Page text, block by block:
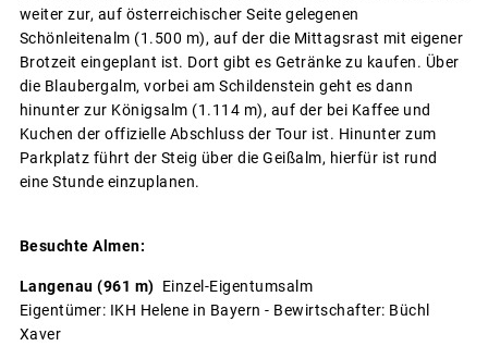
weiter zur, auf österreichischer Seite gelegenen
Schönleitenalm (1.500 m), auf der die Mittagsrast mit eigener
Brotzeit eingeplant ist. Dort gibt es Getränke zu kaufen. Über
die Blaubergalm, vorbei am Schildenstein geht es dann
hinunter zur Königsalm (1.114 m), auf der bei Kaffee und
Kuchen der offizielle Abschluss der Tour ist. Hinunter zum
Parkplatz führt der Steig über die Geißalm, hierfür ist rund
eine Stunde einzuplanen.
Besuchte Almen:
Langenau (961 m) Einzel-Eigentumsalm
Eigentümer: IKH Helene in Bayern - Bewirtschafter: Büchl
Xaver